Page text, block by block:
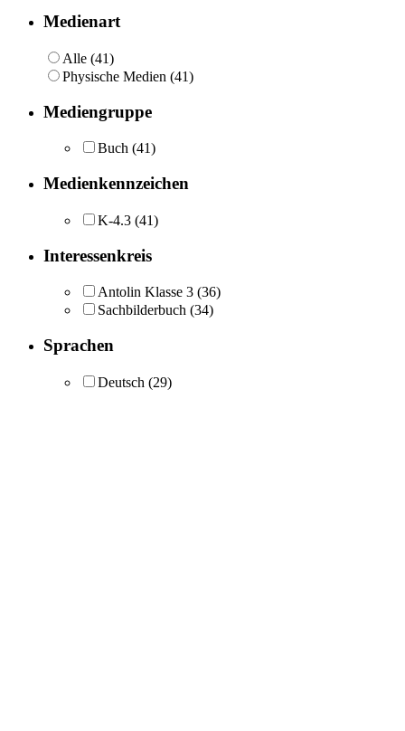
Medienart
Alle (41)
Physische Medien (41)
Mediengruppe
Buch (41)
Medienkennzeichen
K-4.3 (41)
Interessenkreis
Antolin Klasse 3 (36)
Sachbilderbuch (34)
Sprachen
Deutsch (29)